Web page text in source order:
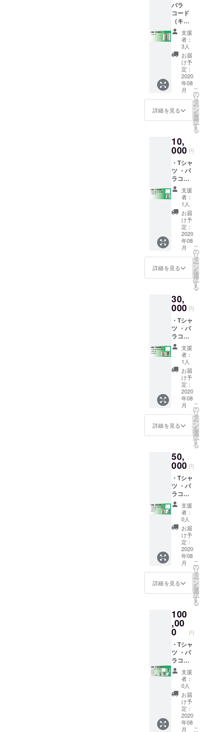
パラ
コード
（キー
ホル
ダー）
支援
者：
3人
お届
け予
定：
2020
年08
月
詳細を見る
こ
の
リ
タ
ー
ン
を
選
択
す
る
10,
000 円
・Tシャ
ツ ・パ
ラコー
ド
支援
者：
1人
お届
け予
定：
2020
年08
月
詳細を見る
こ
の
リ
タ
ー
ン
を
選
択
す
る
30,
000 円
・Tシャ
ツ ・パ
ラコー
ド ・タ
ンブ
ラー
支援
者：
1人
お届
け予
定：
2020
年08
月
詳細を見る
こ
の
リ
タ
ー
ン
を
選
択
す
る
50,
000 円
・Tシャ
ツ ・パ
ラコー
ド ・
キャッ
支援
者：
0人
お届
け予
定：
2020
年08
月
詳細を見る
こ
の
リ
タ
ー
ン
を
選
択
す
る
100
,00
0 円
・Tシャ
ツ ・パ
ラコー
ド ・タ
ンブ
ラー ・
キャッ
プ ・ス
テンレ
スボト
支援
者：
0人
お届
け予
定：
2020
年08
月
こ